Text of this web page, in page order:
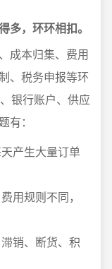
多，环环相扣。
成本归集、费用
、税务申报等环
银行账户、供应
：
产生大量订单
用规则不同，
销、断货、积